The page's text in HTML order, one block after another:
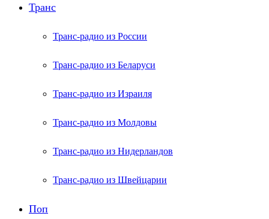
Транс
Транс-радио из России
Транс-радио из Беларуси
Транс-радио из Израиля
Транс-радио из Молдовы
Транс-радио из Нидерландов
Транс-радио из Швейцарии
Поп